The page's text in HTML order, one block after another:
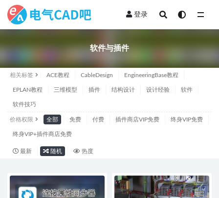
登录
软件与插件
相关标签 ACE教程 CableDesign EngineeringBase教程
EPLAN教程 三维模型 插件 结构设计 设计经验 软件
软件技巧
价格权限 全部 免费 付费 插件商店VIP免费 终身VIP免费
终身VIP+插件商店免费
最新 随机 热度